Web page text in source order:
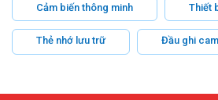
Cảm biến thông minh Thiết
Thẻ nhớ lưu trữ Đầu ghi